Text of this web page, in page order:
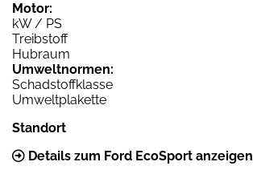
Motor:
kW / PS
Treibstoff
Hubraum
Umweltnormen:
Schadstoffklasse
Umweltplakette
Standort
Details zum Ford EcoSport anzeigen